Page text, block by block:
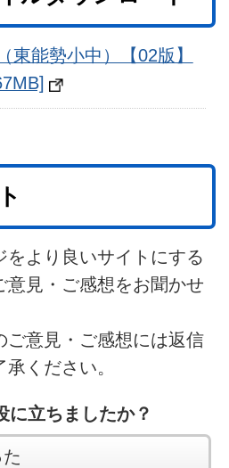
能勢小中）【02版】
をより良いサイトにする
意見・ご感想をお聞かせ
ご意見・ご感想には返信
ください。
に立ちましたか？